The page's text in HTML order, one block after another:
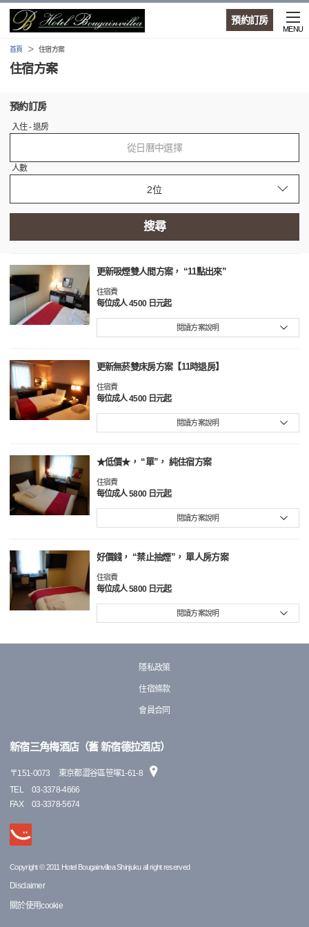
預約訂房
MENU
首頁 住宿方案
住宿方案
預約訂房
入住 - 退房
從日曆中選擇
人數
搜尋
更新吸煙雙人間方案， “11點出來”
住宿費
每位成人 4500 日元起
閱讀方案說明
更新無菸雙床房方案【11時退房】
住宿費
每位成人 4500 日元起
閱讀方案說明
★低價★， “單”， 純住宿方案
住宿費
每位成人 5800 日元起
閱讀方案說明
好價錢， “禁止抽煙”， 單人房方案
住宿費
每位成人 5800 日元起
閱讀方案說明
隱私政策
住宿條款
會員合同
新宿三角梅酒店（舊 新宿德拉酒店）
〒151-0073
東京都澀谷區笹塚1-61-8
TEL
03-3378-4666
FAX
03-3378-5674
Copyright © 2011 Hotel Bougainvillea Shinjuku all right reserved
Disclaimer
關於使用cookie